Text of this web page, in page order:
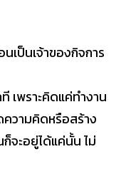
นเป็นเจ้าของกิจการ
เพราะคิดแค่ทำงาน
วามคิดหรือสร้าง
จะอยู่ได้แค่นั้น ไม่